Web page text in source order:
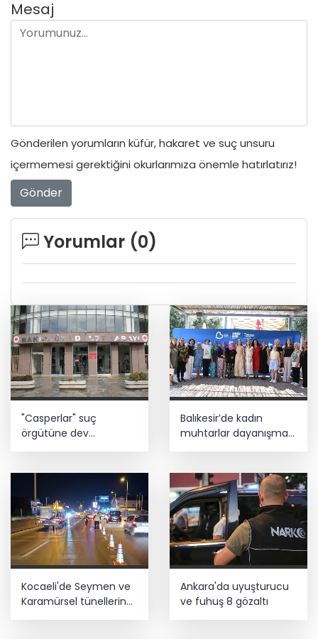
Mesaj
Gönderilen yorumların küfür, hakaret ve suç unsuru
içermemesi gerektiğini okurlarımıza önemle hatırlatırız!
Gönder
Yorumlar (0)
"Casperlar" suç
örgütüne dev
operasyon! 151 şüpheli
Balıkesir’de kadın
muhtarlar dayanışma
kahvaltısında
Kocaeli'de Seymen ve
Karamürsel tünellerine
Ankara'da uyuşturucu
ve fuhuş 8 gözaltı